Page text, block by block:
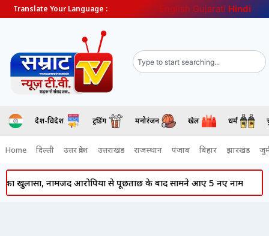
Translate Your Language : English Gujarati Hindi
देश-विदेश ट्रेंडिंग मनोरंजन खेल धर्म
Home दिल्ली उत्तर प्रदेश उत्तराखंड राजस्थान पंजाब बिहार झारखंड
खुलासा, नामजद आरोपियों से पूछताछ के बाद सामने आए 5 नए नाम